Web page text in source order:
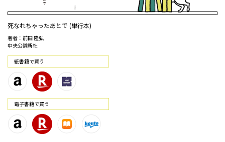
死なれちゃったあとで (単行本)
著者：前田 隆弘
中央公論新社
紙書籍で買う
電⼦書籍で買う